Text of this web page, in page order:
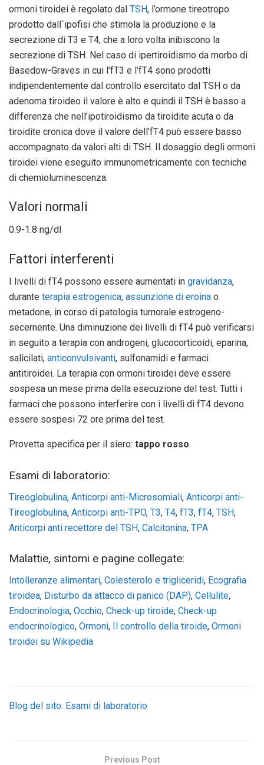
ormoni tiroidei è regolato dal TSH, l’ormone tireotropo
prodotto dall`ipofisi che stimola la produzione e la
secrezione di T3 e T4, che a loro volta inibiscono la
secrezione di TSH. Nel caso di ipertiroidismo da morbo di
Basedow-Graves in cui l’fT3 e l’fT4 sono prodotti
indipendentemente dal controllo esercitato dal TSH o da
adenoma tiroideo il valore è alto e quindi il TSH è basso a
differenza che nell’ipotiroidismo da tiroidite acuta o da
tiroidite cronica dove il valore dell’fT4 può essere basso
accompagnato da valori alti di TSH. Il dosaggio degli ormoni
tiroidei viene eseguito immunometricamente con tecniche
di chemioluminescenza.
Valori normali
0.9-1.8 ng/dl
Fattori interferenti
I livelli di fT4 possono essere aumentati in gravidanza,
durante terapia estrogenica, assunzione di eroina o
metadone, in corso di patologia tumorale estrogeno-
secernente. Una diminuzione dei livelli di fT4 può verificarsi
in seguito a terapia con androgeni, glucocorticoidi, eparina,
salicilati, anticonvulsivanti, sulfonamidi e farmaci
antitiroidei. La terapia con ormoni tiroidei deve essere
sospesa un mese prima della esecuzione del test. Tutti i
farmaci che possono interferire con i livelli di fT4 devono
essere sospesi 72 ore prima del test.
Provetta specifica per il siero: tappo rosso.
Esami di laboratorio:
Tireoglobulina, Anticorpi anti-Microsomiali, Anticorpi anti-
Tireoglobulina, Anticorpi anti-TPO, T3, T4, fT3, fT4, TSH,
Anticorpi anti recettore del TSH, Calcitonina, TPA
Malattie, sintomi e pagine collegate:
Intolleranze alimentari, Colesterolo e trigliceridi, Ecografia
tiroidea, Disturbo da attacco di panico (DAP), Cellulite,
Endocrinologia, Occhio, Check-up tiroide, Check-up
endocrinologico, Ormoni, Il controllo della tiroide, Ormoni
tiroidei su Wikipedia
Blog del sito: Esami di laboratorio
Previous Post